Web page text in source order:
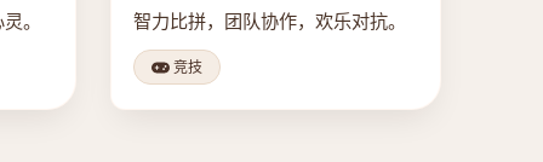
。 智力比拼，团队协作，欢乐对抗。
竞技